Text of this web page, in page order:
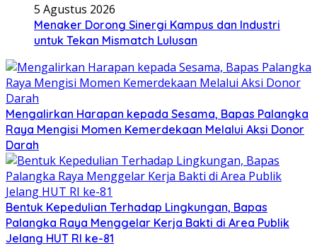
5 Agustus 2026
Menaker Dorong Sinergi Kampus dan Industri
untuk Tekan Mismatch Lulusan
Mengalirkan Harapan kepada Sesama, Bapas Palangka
Raya Mengisi Momen Kemerdekaan Melalui Aksi Donor
Darah
Bentuk Kepedulian Terhadap Lingkungan, Bapas
Palangka Raya Menggelar Kerja Bakti di Area Publik
Jelang HUT RI ke-81